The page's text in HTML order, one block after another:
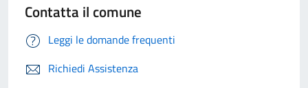
Contatta il comune
Leggi le domande frequenti
Richiedi Assistenza